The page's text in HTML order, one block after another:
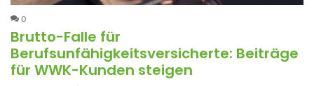
0
Brutto-Falle für
Berufsunfähigkeitsversicherte: Beiträge
für WWK-Kunden steigen